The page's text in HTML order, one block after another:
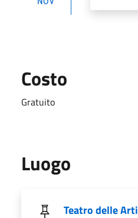
Costo
Gratuito
Luogo
Teatro delle Arti